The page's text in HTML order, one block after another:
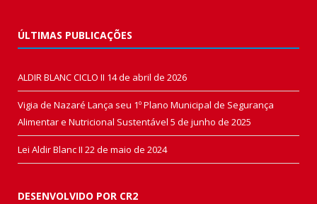
ÚLTIMAS PUBLICAÇÕES
ALDIR BLANC CICLO II 14 de abril de 2026
Vigia de Nazaré Lança seu 1º Plano Municipal de Segurança
Alimentar e Nutricional Sustentável 5 de junho de 2025
Lei Aldir Blanc II 22 de maio de 2024
DESENVOLVIDO POR CR2